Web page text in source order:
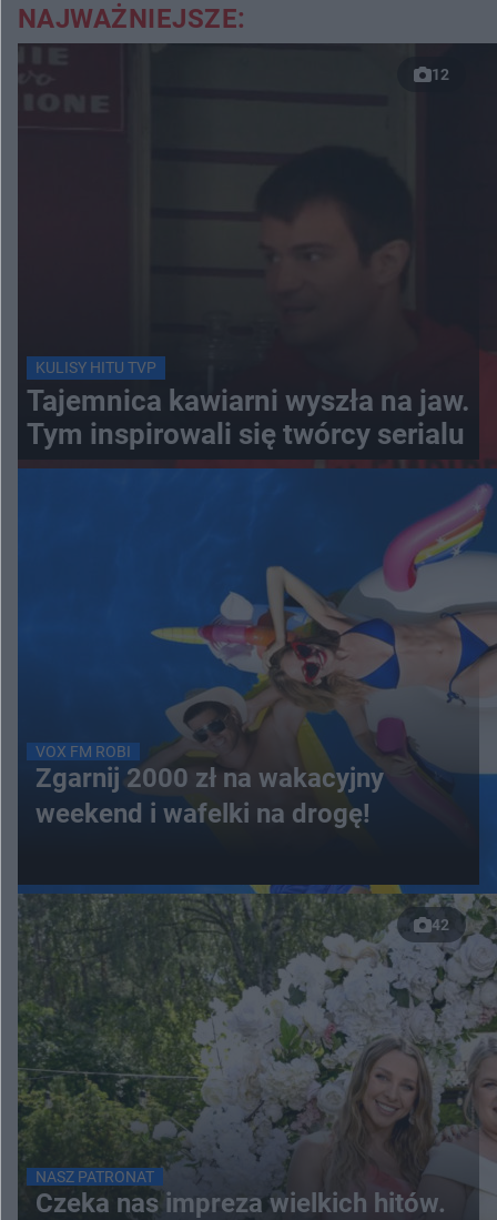
NAJWAŻNIEJSZE:
12
KULISY HITU TVP
Tajemnica kawiarni wyszła na jaw.
Tym inspirowali się twórcy serialu
VOX FM ROBI
Zgarnij 2000 zł na wakacyjny
weekend i wafelki na drogę!
42
NASZ PATRONAT
Czeka nas impreza wielkich hitów.